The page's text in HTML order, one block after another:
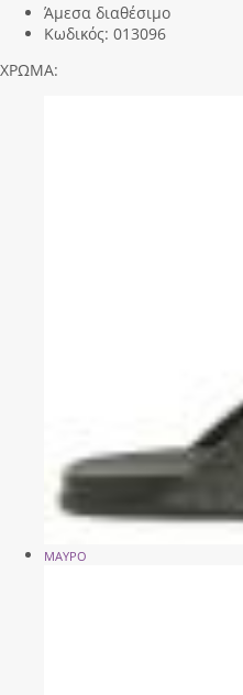
Άμεσα διαθέσιμο
Κωδικός: 013096
ΧΡΩΜΑ:
ΜΑΥΡΟ